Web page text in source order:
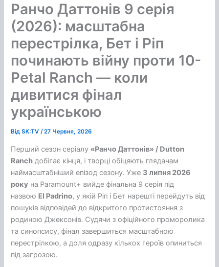
Ранчо Даттонів 9 серія
(2026): масштабна
перестрілка, Бет і Ріп
починають війну проти 10-
Petal Ranch — коли
дивитися фінал
українською
ВідSK:TV/27 Червня, 2026
Перший сезон серіалу «Ранчо Даттонів» / Dutton
Ranch добігає кінця, і творці обіцяють глядачам
наймасштабніший епізод сезону. Уже 3 липня 2026
року на Paramount+ вийде фінальна 9 серія під
назвою El Padrino, у якій Ріп і Бет нарешті перейдуть від
пошуків відповідей до відкритого протистояння з
родиною Джексонів. Судячи з офіційного проморолика
та синопсису, фінал завершиться масштабною
перестрілкою, а доля одразу кількох героїв опиниться
під загрозою.